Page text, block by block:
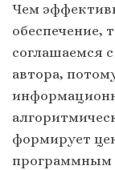
Чем
обеспечение,
соглашаемся
автора,
формирует
программным